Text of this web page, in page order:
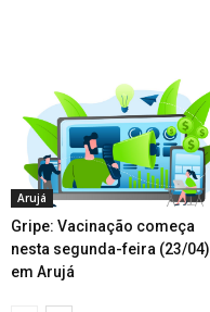
Arujá
Gripe: Vacinação começa
nesta segunda-feira (23/04)
em Arujá